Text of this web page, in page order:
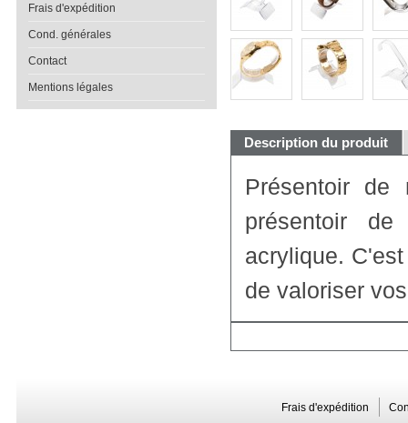
Description du produit
Présentoir de
présentoir
acrylique.
de valoriser
Frais d'expédition
Cond. générales
Contact
Mentions légales
Frais d'expédition